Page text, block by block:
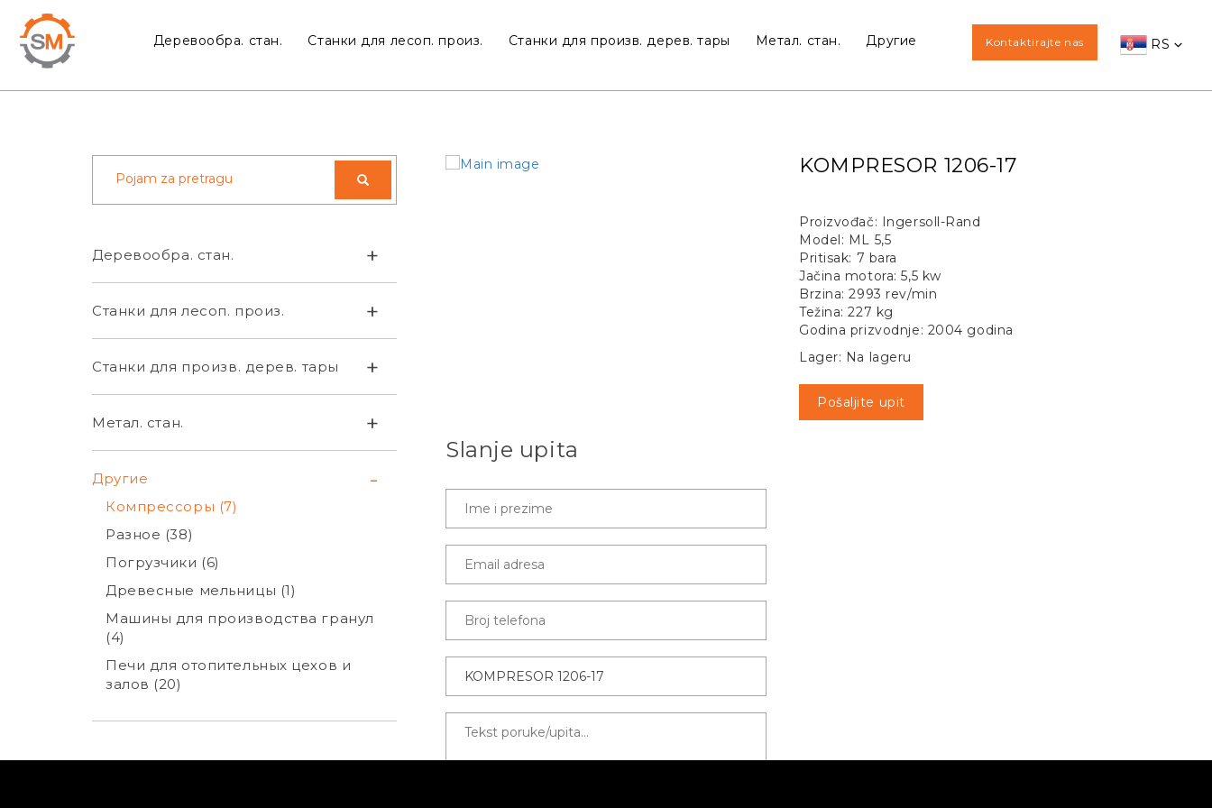
Деревообра. стан. Станки для лесоп. произ. Станки для произв. дерев. тары Метал. стан. Другие Kontaktirajte nas RS
Деревообра. стан. +
Станки для лесоп. произ. +
Станки для произв. дерев. тары +
Метал. стан. +
Другие -
Компрессоры (7)
Разное (38)
Погрузчики (6)
Древесные мельницы (1)
Машины для производства гранул
(4)
Печи для отопительных цехов и
залов (20)
KOMPRESOR 1206-17
Proizvođač: Ingersoll-Rand
Model: ML 5,5
Pritisak: 7 bara
Jačina motora: 5,5 kw
Brzina: 2993 rev/min
Težina: 227 kg
Godina prizvodnje: 2004 godina
Lager: Na lageru
Pošaljite upit
Slanje upita